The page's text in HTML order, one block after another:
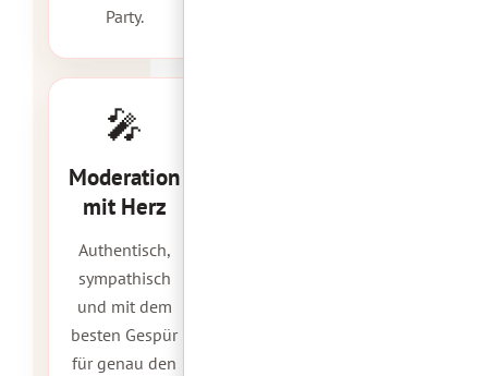
Party.
🎤
Moderation
mit Herz
Authentisch,
sympathisch
und mit dem
besten Gespür
für genau den